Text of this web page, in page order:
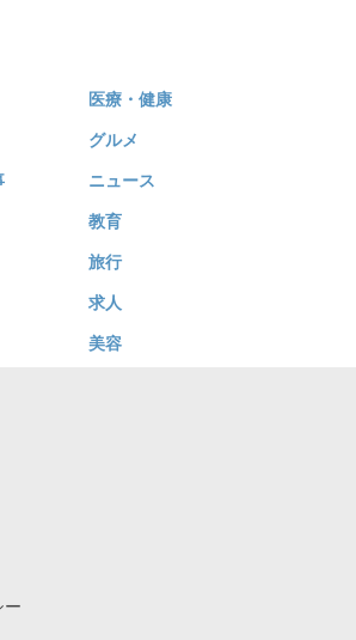
医療・健康
グルメ
ニュース
教育
旅行
求人
美容
ー